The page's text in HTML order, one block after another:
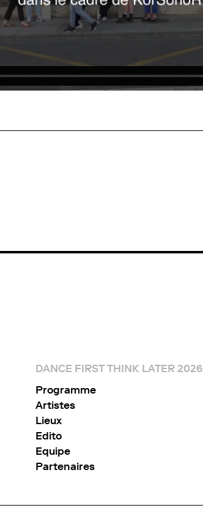
DANCE FIRST THINK LATER 2026
Programme
Artistes
Lieux
Edito
Equipe
Partenaires